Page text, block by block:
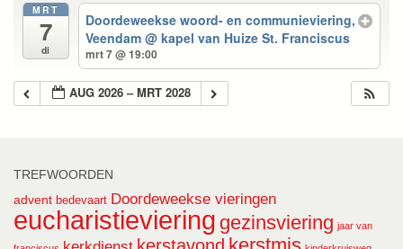
MRT
7
di
Doordeweekse woord- en communieviering,
Veendam@ kapel van Huize St. Franciscus
mrt 7 @ 19:00
AUG 2026 – MRT 2028
TREFWOORDEN
advent bedevaart Doordeweekse vieringen
eucharistieviering gezinsviering jaar van